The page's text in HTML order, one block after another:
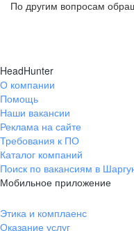
По другим вопросам
HeadHunter
О компании
Помощь
Наши вакансии
Реклама на сайте
Требования к ПО
Каталог компаний
Поиск по вакансиям в
Мобильное приложение
Этика и комплаенс
Оказание услуг